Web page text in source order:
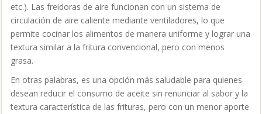
etc.). Las freidoras de aire funcionan con un sistema de
circulación de aire caliente mediante ventiladores, lo que
permite cocinar los alimentos de manera uniforme y lograr una
textura similar a la fritura convencional, pero con menos
grasa.
En otras palabras, es una opción más saludable para quienes
desean reducir el consumo de aceite sin renunciar al sabor y la
textura característica de las frituras, pero con un menor aporte